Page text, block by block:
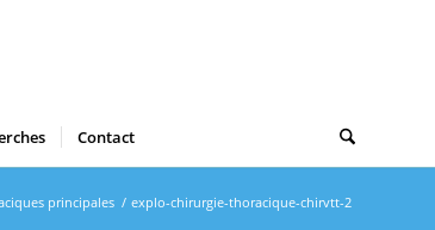
Contact
principales / explo-chirurgie-thoracique-chirvtt-2